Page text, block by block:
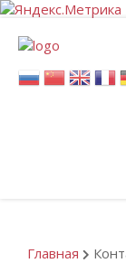
Главная